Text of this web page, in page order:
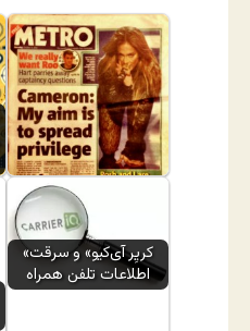
تبدیل خواننده روزنامه به
بیینده سایت
«کریِر آی‌کیو» و سرقت
اطلاعات تلفن همراه